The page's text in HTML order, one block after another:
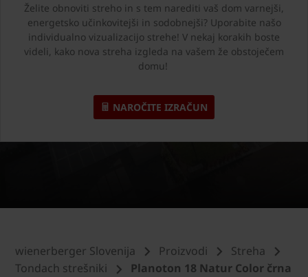
Želite obnoviti streho in s tem narediti vaš dom varnejši,
energetsko učinkovitejši in sodobnejši? Uporabite našo
individualno vizualizacijo strehe! V nekaj korakih boste
videli, kako nova streha izgleda na vašem že obstoječem
domu!
NAROČITE IZRAČUN
wienerberger Slovenija Proizvodi
Streha
Tondach strešniki
Planoton 18 Natur Color črna